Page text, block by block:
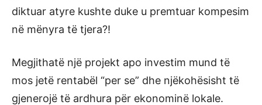
diktuar atyre kushte duke u premtuar kompesim
në mënyra të tjera?!
Megjithatë një projekt apo investim mund të
mos jetë rentabël “per se” dhe njëkohësisht të
gjenerojë të ardhura për ekonominë lokale.